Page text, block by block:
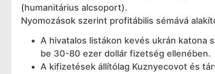
(humanitárius alcsoport).
Nyomozások szerint profitábilis sémává
A hivatalos listákon kevés ukrán katona
be 30-80 ezer dollár fizetség ellenében.
A kifizetések állítólag Kuznyecovot és